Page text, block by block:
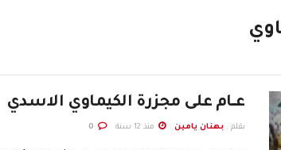
عـــام على مجزرة الكيماوي الاسدي
بقلم . بهنان يامين منذ 12 سنة